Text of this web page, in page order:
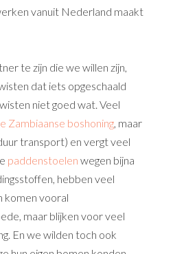
vanuit Nederland maakt
te zijn die we willen zijn,
dat iets opgeschaald
niet goed wat. Veel
Zambiaanse boshoning , maar
transport) en vergt veel
paddenstoelen wegen bijna
hebben veel
komen vooral
maar blijken voor veel
En we wilden toch ook